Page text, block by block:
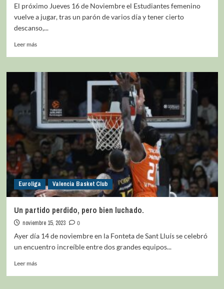
El próximo Jueves 16 de Noviembre el Estudiantes femenino
vuelve a jugar, tras un parón de varios día y tener cierto
descanso,...
Leer más
Euroliga Valencia Basket Club
Un partido perdido, pero bien luchado.
noviembre 15, 2023
0
Ayer día 14 de noviembre en la Fonteta de Sant Lluís se celebró
un encuentro increíble entre dos grandes equipos...
Leer más